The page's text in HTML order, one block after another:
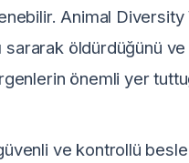
Animal Diversity
sararak öldürdüğünü ve
önemli yer
ve kontrollü